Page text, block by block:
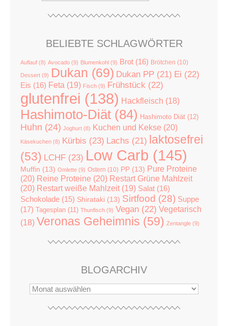
BELIEBTE SCHLAGWÖRTER
Auflauf (8) Avocado (9) Blumenkohl (9) Brot (16) Brötchen (10)
Dessert (9) Dukan (69) Dukan PP (21) Ei (22)
Eis (16) Feta (19) Fisch (9) Frühstück (22)
glutenfrei (138) Hackfleisch (18)
Hashimoto-Diät (84) Hashimoto Diät (12)
Huhn (24) Joghurt (8) Kuchen und Kekse (20)
Käsekuchen (8) Kürbis (23) Lachs (21) laktosefrei
(53) LCHF (23) Low Carb (145)
Muffin (13) Omlette (9) Ostern (10) PP (13) Pure Proteine
(20) Reine Proteine (20) Restart Grüne Mahlzeit
(20) Restart weiße Mahlzeit (19) Salat (16)
Schokolade (15) Shirataki (13) Sirtfood (28) Suppe
(17)
Tagesplan (11) Thunfisch (9) Vegan (22) Vegetarisch
(18) Veronas Geheimnis (59) Zentangle (9)
BLOGARCHIV